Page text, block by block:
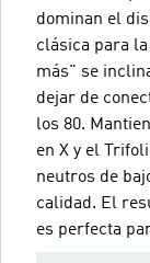
dominan el
clásica para
más" se
dejar de
los 80.
en X y el
neutros de
calidad. El
es perfecta